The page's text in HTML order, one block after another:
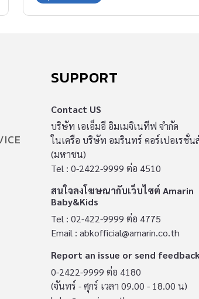
SUPPORT
Contact US
บริษัท เอเอ็มอี อิมเมจิเนทีฟ จำกัด
ในเครือ บริษัท อมรินทร์ คอร์เปอเรชั่น
(มหาชน)
Tel : 0-2422-9999 ต่อ 4510
สนใจลงโฆษณากับเว็บไซต์ Amarin
Baby&Kids
Tel : 02-422-9999 ต่อ 4775
Email : abkofficial@amarin.co.th
Report an issue or send feedback
0-2422-9999 ต่อ 4180
(จันทร์ - ศุกร์ เวลา 09.00 - 18.00 น)